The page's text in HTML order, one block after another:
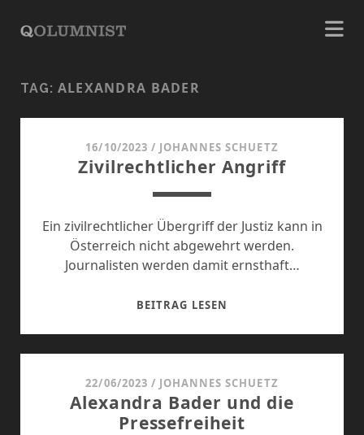
TAG: ALEXANDRA BADER
16/10/2023 / JOHANNES SCHUETZ
Zivilrechtlicher Angriff
Ein zivilrechtlicher Übergriff der Justiz kann in
Österreich nicht abgewehrt werden.
Journalisten werden damit ernsthaft…
BEITRAG LESEN
22/06/2023 / JOHANNES SCHUETZ
Alexandra Bader und die
Pressefreiheit